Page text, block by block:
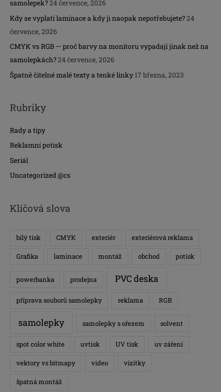
samolepek?24 července, 2026
Kdy se vyplatí laminace a kdy ji naopak nepotřebujete?24
července, 2026
CMYK vs RGB — proč barvy na monitoru vypadají jinak než na
samolepkách?24 července, 2026
Špatně čitelné malé texty a tenké linky 17 března, 2023
Rubriky
Rady a tipy
Reklamní potisk
Seriál
Uncategorized @cs
Klíčová slova
bílý tisk CMYK exteriér exteriérová reklama
Grafika laminace montáž obchod potisk
powerbanka prodejna PVC deska
příprava souborů samolepky reklama RGB
samolepky samolepky s ořezem solvent
spot color white uvtisk UV tisk uv záření
vektory vs bitmapy video vizitky
špatná montáž